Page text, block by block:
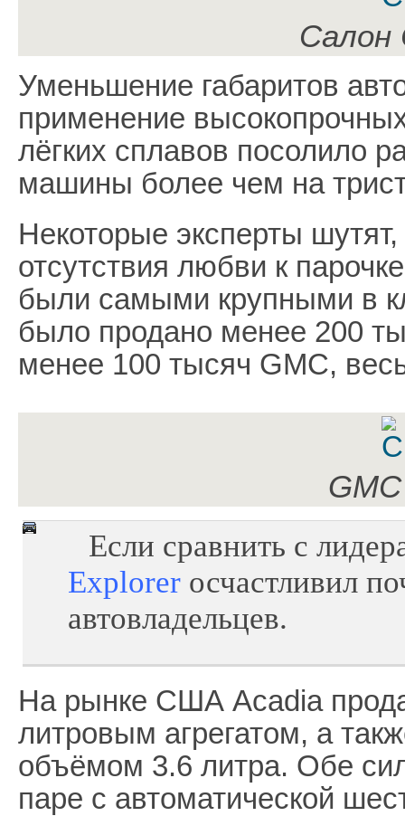
Салон
Уменьшение габаритов
применение
лёгких сплавов посолило
машины более чем на
Некоторые эксперты
отсутствия любви к
были самыми крупными в
было продано менее 200
менее 100 тысяч GMC,
Если сравнить с
Explorer осчастливил
автовладельцев.
На рынке США Acadia
литровым агрегатом, а
объёмом 3.6 литра. Обе
паре с автоматической